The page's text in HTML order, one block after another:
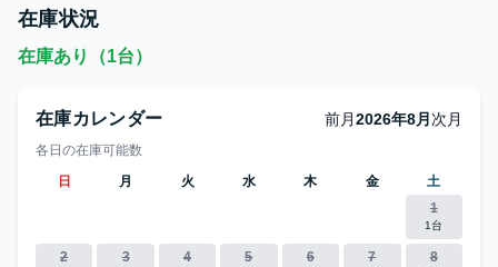
在庫状況
在庫あり（1台）
在庫カレンダー 前月2026年8月 次月
各日の在庫可能数
日
月 火 水 木 金
土
1
1台
2 3 4 5 6 7 8